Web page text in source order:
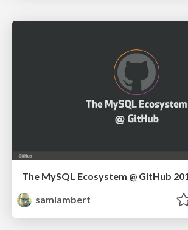
The MySQL Ecosystem @ GitHub
samlambert